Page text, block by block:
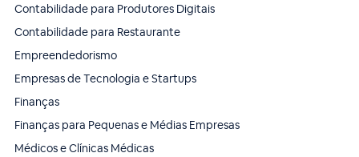
Contabilidade para Produtores Digitais
Contabilidade para Restaurante
Empreendedorismo
Empresas de Tecnologia e Startups
Finanças
Finanças para Pequenas e Médias Empresas
Médicos e Clínicas Médicas